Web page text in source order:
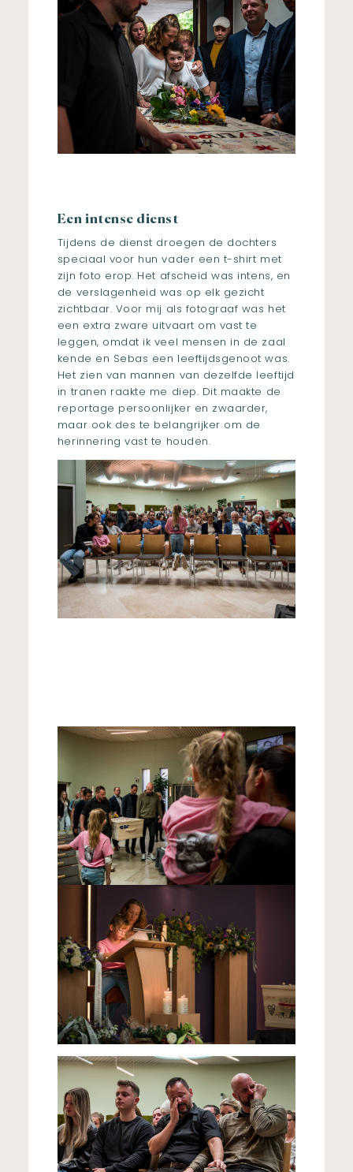
Een intense dienst
Tijdens de dienst droegen de dochters
speciaal voor hun vader een t-shirt met
zijn foto erop. Het afscheid was intens, en
de verslagenheid was op elk gezicht
zichtbaar. Voor mij als fotograaf was het
een extra zware uitvaart om vast te
leggen, omdat ik veel mensen in de zaal
kende en Sebas een leeftijdsgenoot was.
Het zien van mannen van dezelfde leeftijd
in tranen raakte me diep. Dit maakte de
reportage persoonlijker en zwaarder,
maar ook des te belangrijker om de
herinnering vast te houden.